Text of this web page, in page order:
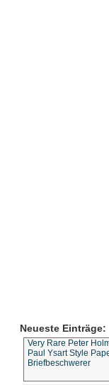
Neueste Einträge:
Very Rare Peter
Paul Ysart Style
Briefbeschwerer